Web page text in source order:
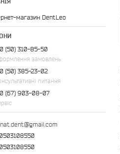
магазин DentLeo
(50) 310-85-50
замовлень
(50) 385-23-02
питання
(67) 903-08-07